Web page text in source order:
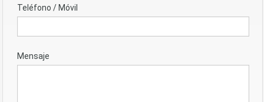
Teléfono / Móvil
Mensaje